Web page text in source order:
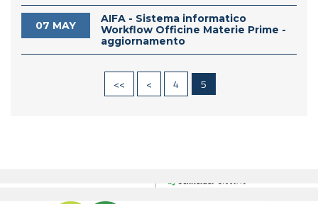
07 MAY
AIFA - Sistema informatico
Workflow Officine Materie Prime -
aggiornamento
<< < 4 5